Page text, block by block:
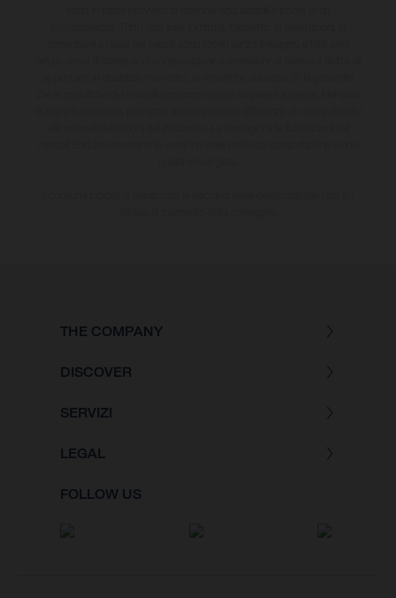
THE COMPANY
DISCOVER
SERVIZI
LEGAL
FOLLOW US